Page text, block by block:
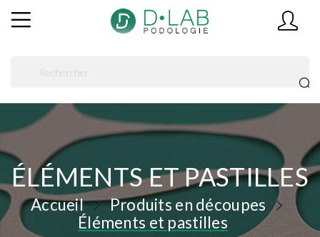
ÉLÉMENTS ET PASTILLES
Accueil
Produits en découpes
Éléments et pastilles